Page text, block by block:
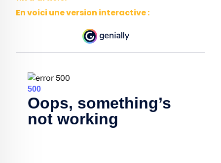
En voici une version interactive :